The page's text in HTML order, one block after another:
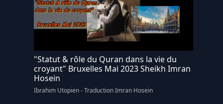
"Statut & rôle du Quran dans la vie du
croyant" Bruxelles Mai 2023 Sheikh Imran
Hosein
Ibrahim Utopien - Traduction Imran Hosein